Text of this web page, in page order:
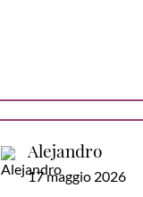
Alejandro
17 maggio 2026